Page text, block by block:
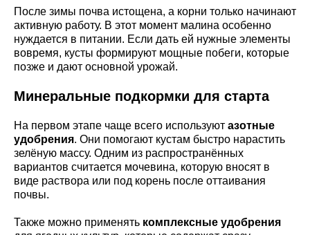
После зимы почва истощена, а корни только начинают
активную работу. В этот момент малина особенно
нуждается в питании. Если дать ей нужные элементы
вовремя, кусты формируют мощные побеги, которые
позже и дают основной урожай.
Минеральные подкормки для старта
На первом этапе чаще всего используют азотные
удобрения. Они помогают кустам быстро нарастить
зелёную массу. Одним из распространённых
вариантов считается мочевина, которую вносят в
виде раствора или под корень после оттаивания
почвы.
Также можно применять комплексные удобрения